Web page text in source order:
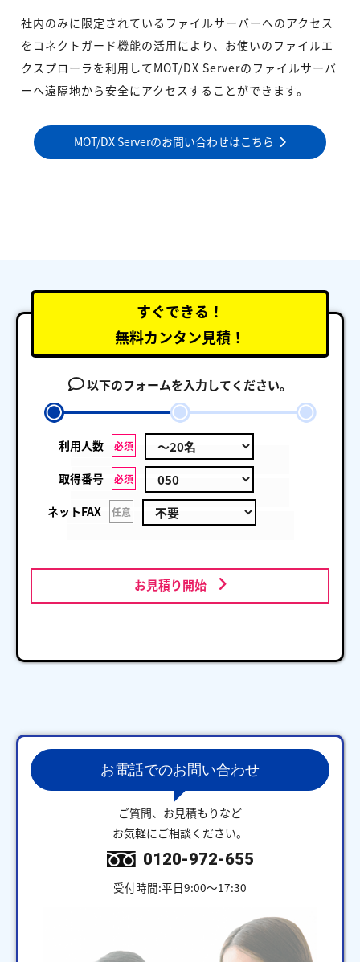
社内のみに限定されているファイルサーバーへのアクセス
をコネクトガード機能の活用により、お使いのファイルエ
クスプローラを利用してMOT/DX Serverのファイルサーバ
ーへ遠隔地から安全にアクセスすることができます。
MOT/DX Serverのお問い合わせはこちら
すぐできる！
無料カンタン見積！
以下のフォームを入力してください。
利用人数 必須
取得番号 必須
ネットFAX 任意
お見積り開始
お電話でのお問い合わせ
ご質問、お見積もりなど
お気軽にご相談ください。
0120-972-655
受付時間:平日9:00～17:30